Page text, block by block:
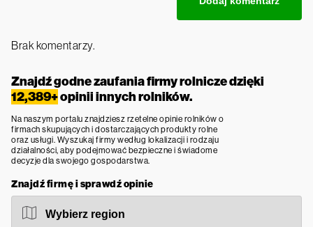
Brak komentarzy.
Znajdź godne zaufania firmy rolnicze dzięki
12,389+opinii innych rolników.
Na naszym portalu znajdziesz rzetelne opinie rolników o
firmach skupujących i dostarczających produkty rolne
oraz usługi. Wyszukaj firmy według lokalizacji i rodzaju
działalności, aby podejmować bezpieczne i świadome
decyzje dla swojego gospodarstwa.
Znajdź firmę i sprawdź opinie